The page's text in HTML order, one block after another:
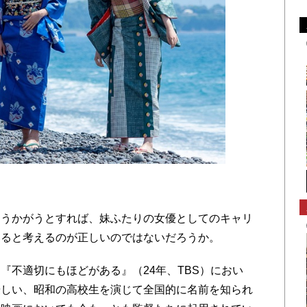
がうとすれば、妹ふたりの女優としてのキャリ
と考えるのが正しいのではないだろうか。
適切にもほどがある』（24年、TBS）におい
い、昭和の高校生を演じて全国的に名前を知られ